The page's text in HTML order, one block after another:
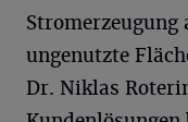
ungenutzte
Dr. Niklas